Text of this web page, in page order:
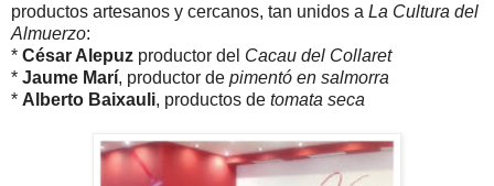
productos artesanos y cercanos, tan unidos a La Cultura del
Almuerzo:
* César Alepuz productor del Cacau del Collaret
* Jaume Marí, productor de pimentó en salmorra
* Alberto Baixauli, productos de tomata seca